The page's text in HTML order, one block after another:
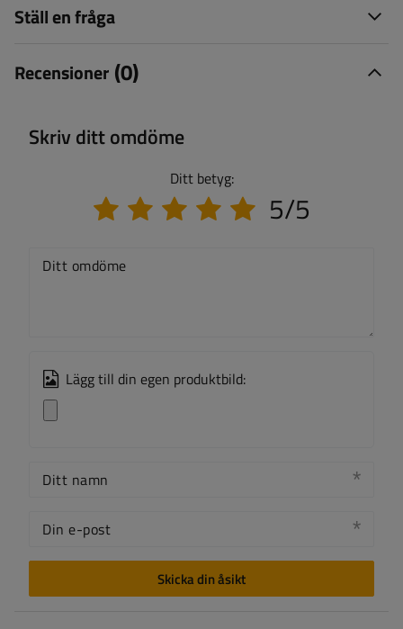
Ställ en fråga
Recensioner (0)
Skriv ditt omdöme
Ditt betyg:
5/5
Ditt omdöme
Lägg till din egen produktbild:
Ditt namn
Din e-post
Skicka din åsikt